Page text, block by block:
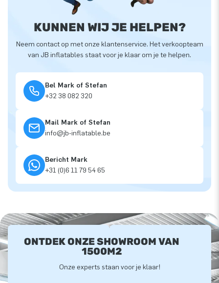
KUNNEN WIJ JE HELPEN?
Neem contact op met onze klantenservice. Het verkoopteam
van JB inflatables staat voor je klaar om je te helpen.
Bel Mark of Stefan
+32 38 082 320
Mail Mark of Stefan
info@jb-inflatable.be
Bericht Mark
+31 (0)6 11 79 54 65
ONTDEK ONZE SHOWROOM VAN
1500M2
Onze experts staan voor je klaar!